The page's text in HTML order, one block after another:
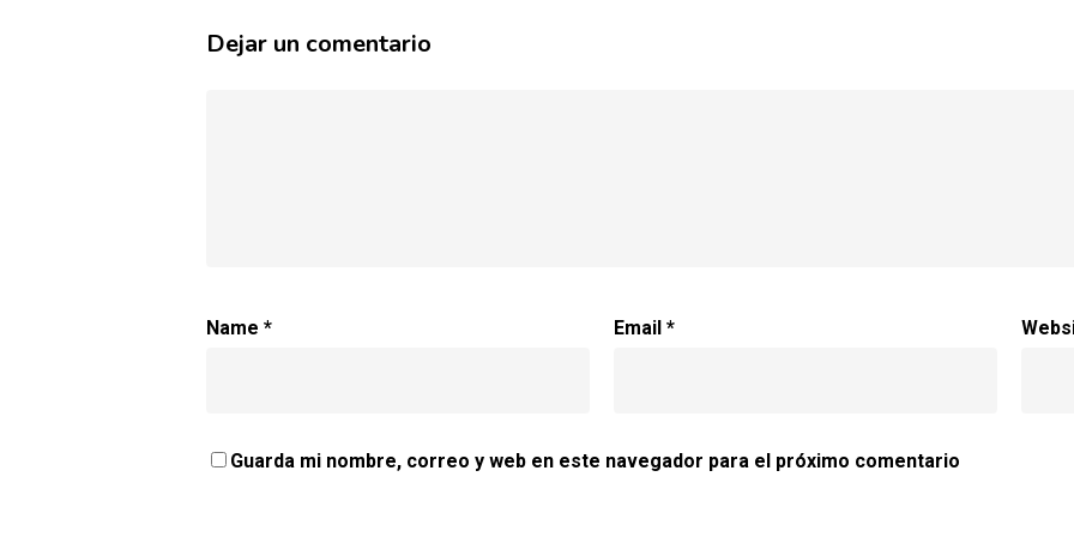
Dejar un comentario
Name * Email *
Guarda mi nombre, correo y web en este navegador para el próximo comentario